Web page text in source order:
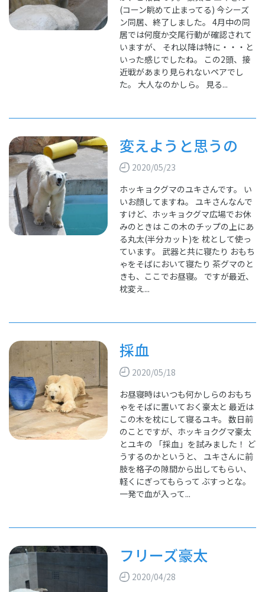
(コーン眺めて止まってる) 今シーズ
ン同居、終了しました。 4月中の同
居では何度か交尾行動が確認されて
いますが、 それ以降は特に・・・と
いった感じでしたね。 この2頭、接
近戦があまり見られないペアでし
た。 大人なのかしら。 見る...
変えようと思うの
2020/05/23
ホッキョクグマのユキさんです。 い
いお顔してますね。 ユキさんなんで
すけど、ホッキョクグマ広場でお休
みのときは この木のチップの上にあ
る丸太(半分カット)を 枕として使っ
ています。 武器と共に寝たり おもち
ゃをそばにおいて寝たり 茶グマのと
きも、ここでお昼寝。 ですが最近、
枕変え...
採血
2020/05/18
お昼寝時はいつも何かしらのおもち
ゃをそばに置いておく豪太と 最近は
この木を枕にして寝るユキ。 数日前
のことですが、ホッキョクグマ豪太
とユキの 「採血」を試みました！ ど
うするのかというと、 ユキさんに前
肢を格子の隙間から出してもらい、
軽くにぎってもらって ぶすっとな。
一発で血が入って...
フリーズ豪太
2020/04/28